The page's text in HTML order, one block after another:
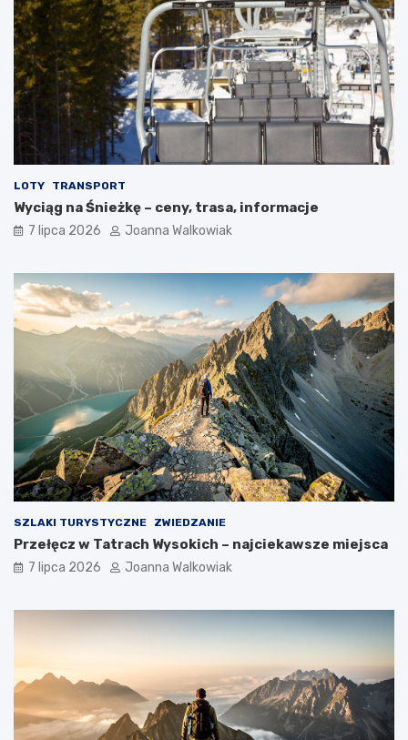
LOTY TRANSPORT
Wyciąg na Śnieżkę – ceny, trasa, informacje
7 lipca 2026 Joanna Walkowiak
SZLAKI TURYSTYCZNE ZWIEDZANIE
Przełęcz w Tatrach Wysokich – najciekawsze miejsca
7 lipca 2026 Joanna Walkowiak